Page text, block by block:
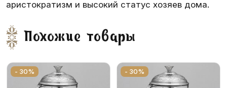
аристократизм и высокий статус хозяев дома.
Похожие товары
- 30% - 30%